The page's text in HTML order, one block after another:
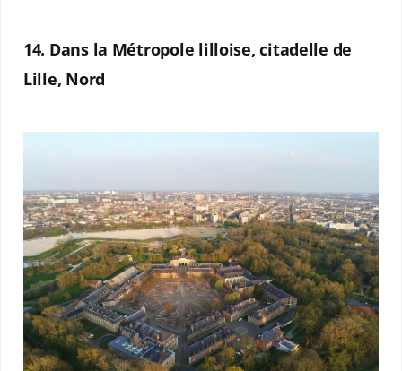
14. Dans la Métropole lilloise, citadelle de
Lille, Nord